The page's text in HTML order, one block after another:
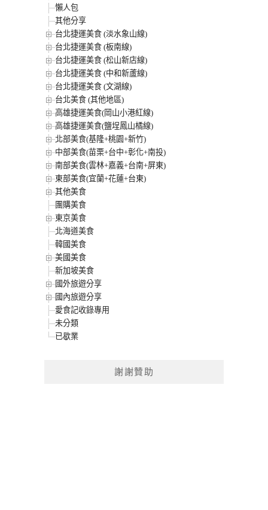
懶人包
其他分享
台北捷運美食 (淡水象山線)
台北捷運美食 (板南線)
台北捷運美食 (松山新店線)
台北捷運美食 (中和新蘆線)
台北捷運美食 (文湖線)
台北美食 (其他地區)
高雄捷運美食(岡山小港紅線)
高雄捷運美食(鹽埕鳳山橘線)
北部美食(基隆+桃園+新竹)
中部美食(苗栗+台中+彰化+南投)
南部美食(雲林+嘉義+台南+屏東)
東部美食(宜蘭+花蓮+台東)
其他美食
團購美食
東京美食
北海道美食
韓國美食
美國美食
新加坡美食
國外旅遊分享
國內旅遊分享
愛食記收錄專用
未分類
已歇業
謝謝贊助